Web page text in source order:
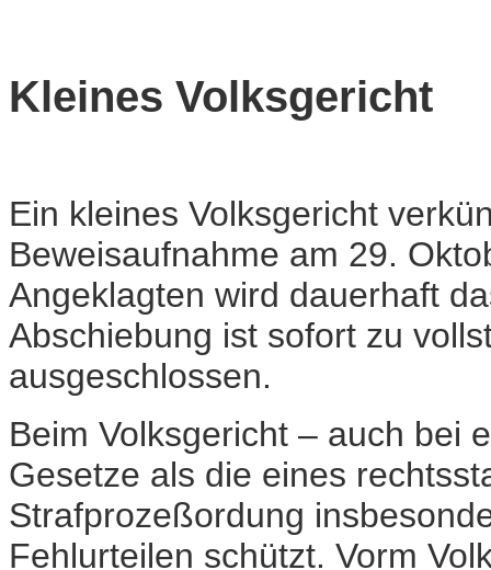
Kleines Volksgericht
Ein kleines Volksgericht
Beweisaufnahme am 29.
Angeklagten wird dauerhaft
Abschiebung ist sofort zu
ausgeschlossen.
Beim Volksgericht – auch bei
Gesetze als die eines
Strafprozeßordung
Fehlurteilen schützt. Vorm